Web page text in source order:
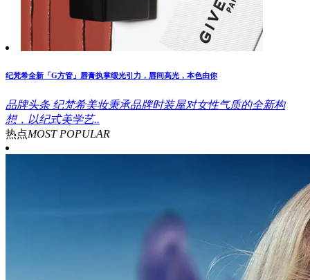
纪梵希全新「G方管」唇膏执掌缎光引力，唇间高光，本色由你
品牌头条 纪梵希美妆秉承品牌时装屋对女性气质的全新构
想，以纪式美学艺..
热点MOST POPULAR